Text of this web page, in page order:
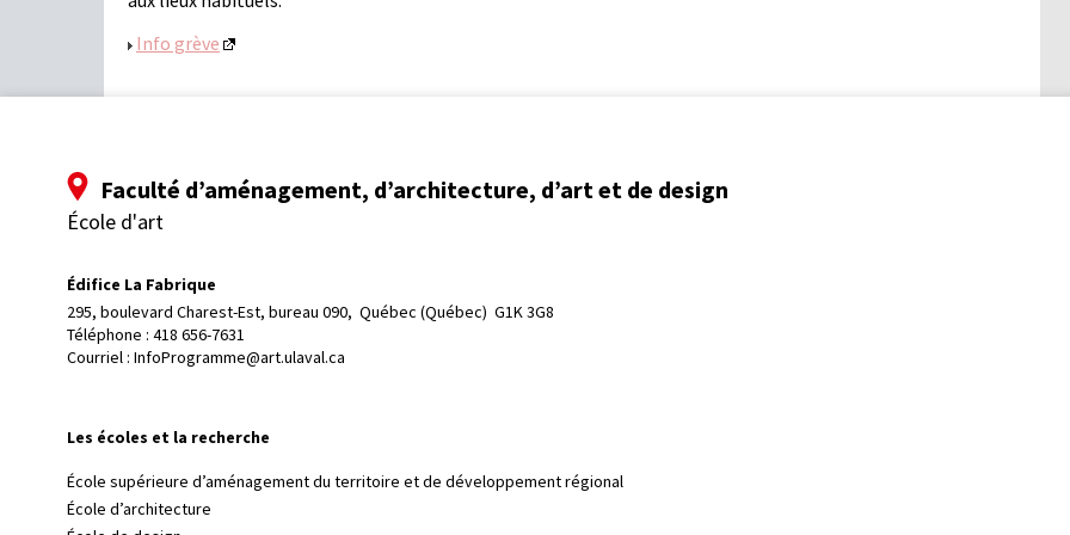
Info grève
Faculté d’aménagement, d’architecture, d’art et de design
École d'art
Édifice La Fabrique
295, boulevard Charest-Est, bureau 090, Québec (Québec)  G1K 3G8
Téléphone : 418 656-7631
Courriel : InfoProgramme@art.ulaval.ca
Les écoles et la recherche
École supérieure d’aménagement du territoire et de développement régional
École d’architecture